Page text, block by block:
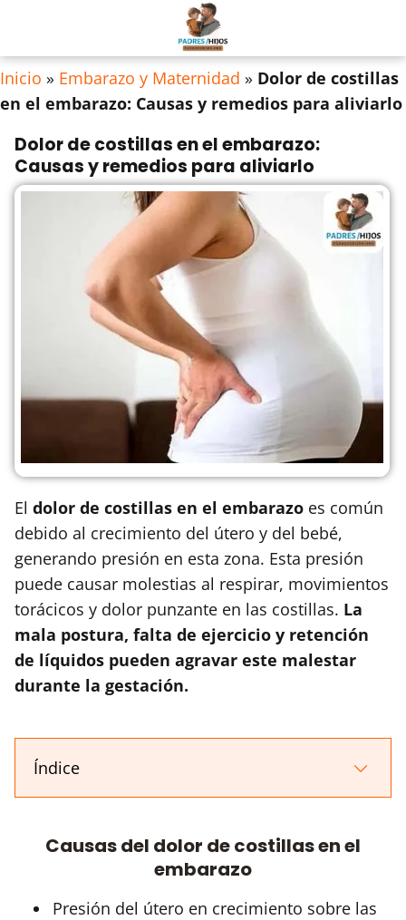
Inicio » Embarazo y Maternidad » Dolor de costillas
en el embarazo: Causas y remedios para aliviarlo
Dolor de costillas en el embarazo:
Causas y remedios para aliviarlo
El dolor de costillas en el embarazo es común
debido al crecimiento del útero y del bebé,
generando presión en esta zona. Esta presión
puede causar molestias al respirar, movimientos
torácicos y dolor punzante en las costillas. La
mala postura, falta de ejercicio y retención
de líquidos pueden agravar este malestar
durante la gestación.
Índice
Causas del dolor de costillas en el
embarazo
Presión del útero en crecimiento sobre las